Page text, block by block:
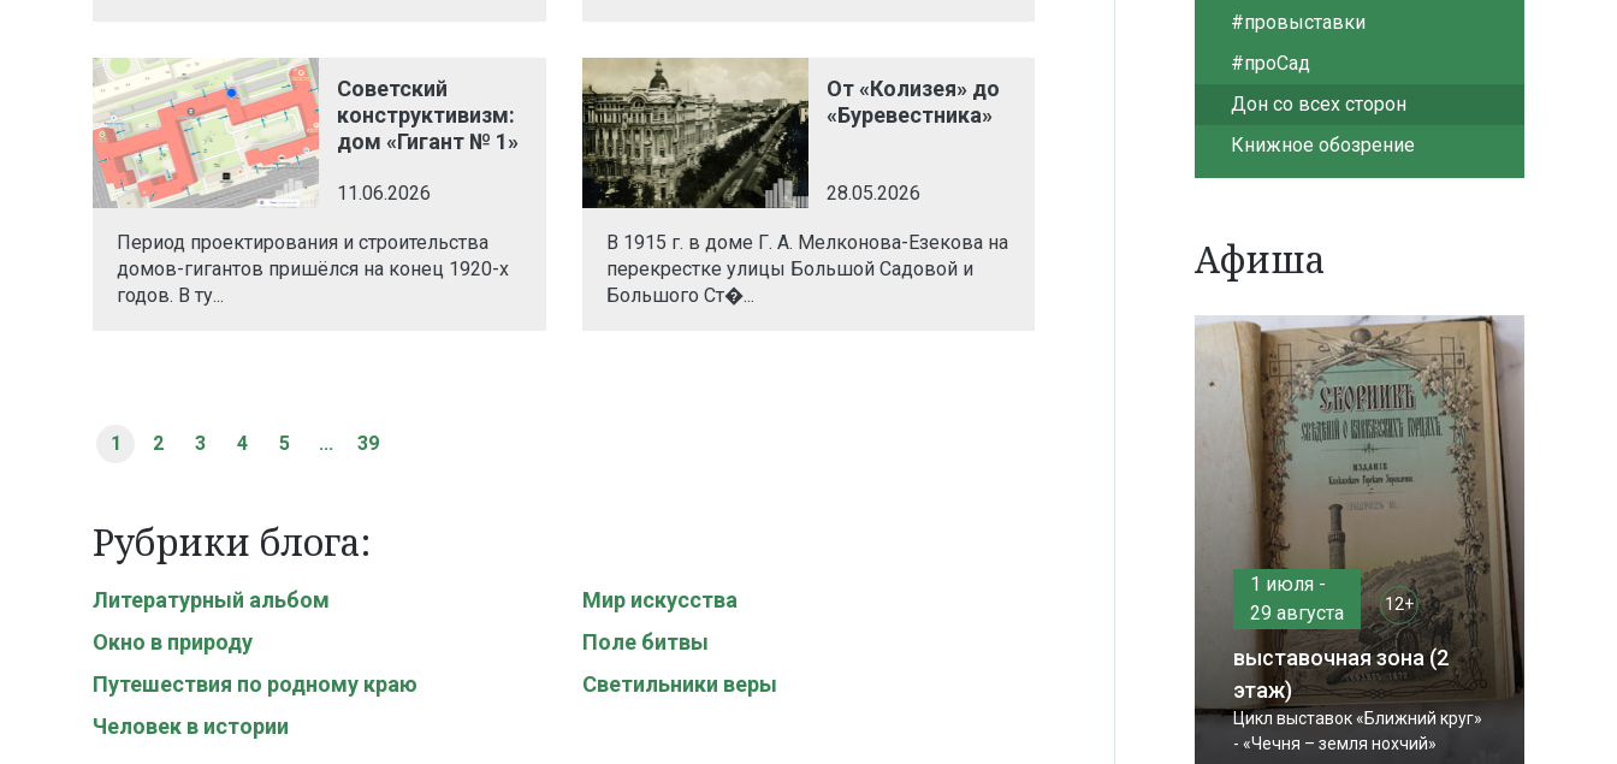
Советский
конструктивизм:
дом «Гигант № 1»
11.06.2026
Период проектирования и строительства
домов-гигантов пришёлся на конец 1920-х
годов. В ту...
От «Колизея» до
«Буревестника»
28.05.2026
В 1915 г. в доме Г. А. Мелконова-Езекова на
перекрестке улицы Большой Садовой и
Большого Ст�...
1 2 3 4 5 ... 39
Рубрики блога:
Литературный альбом
Мир искусства
Окно в природу
Поле битвы
Путешествия по родному краю
Светильники веры
Человек в истории
#провыставки
#проСад
Дон со всех сторон
Книжное обозрение
Афиша
1 июля -
29 августа
12+
выставочная зона (2
этаж)
Цикл выставок «Ближний круг»
- «Чечня – земля нохчий»